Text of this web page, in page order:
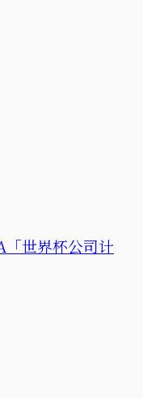
世界杯公司计